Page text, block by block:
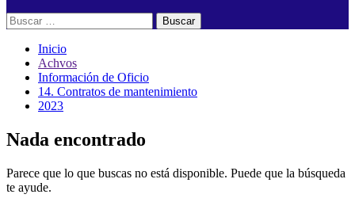
Buscar:
Inicio
Achvos
Información de Oficio
14. Contratos de mantenimiento
2023
Nada encontrado
Parece que lo que buscas no está disponible. Puede que la búsqueda
te ayude.